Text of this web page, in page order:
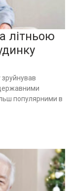
літньою
популярними в